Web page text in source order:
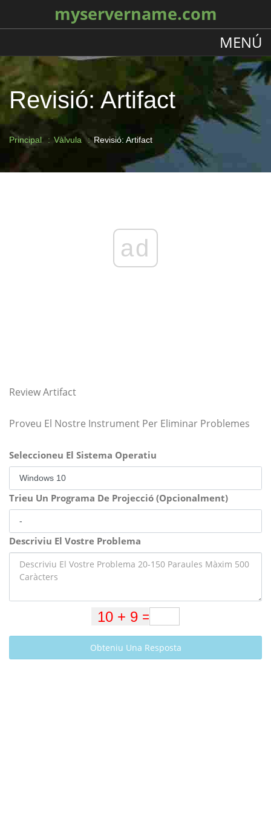
myservername.com
MENÚ
Revisió: Artifact
Principal Vàlvula Revisió: Artifact
ad
Review Artifact
Proveu El Nostre Instrument Per Eliminar Problemes
Seleccioneu El Sistema Operatiu
Trieu Un Programa De Projecció (Opcionalment)
Descriviu El Vostre Problema
Obteniu Una Resposta